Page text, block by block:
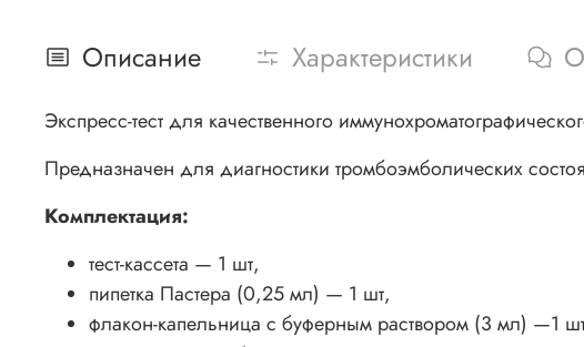
Описание Характеристики
Экспресс-тест для качественного
Предназначен для диагностики тромбоэмболических
Комплектация:
тест-кассета — 1 шт,
пипетка Пастера (0,25 мл) — 1 шт,
флакон-капельница с буферным раствором (3 мл) —1